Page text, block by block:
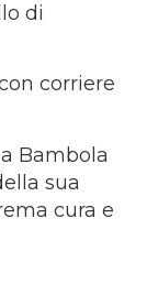
di
corriere
Bambola
sua
cura e